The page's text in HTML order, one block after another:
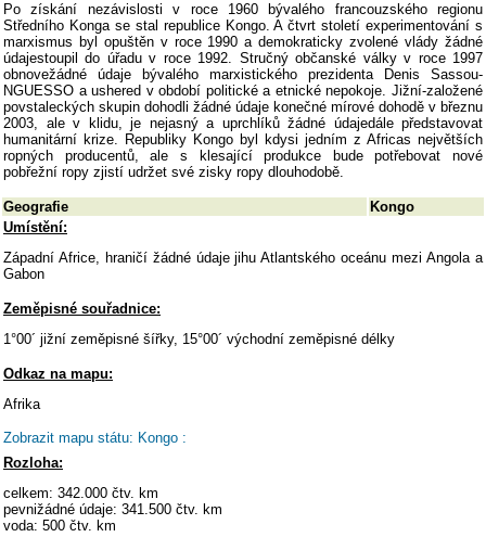
Po získání nezávislosti v roce 1960 bývalého francouzského regionu
Středního Konga se stal republice Kongo. A čtvrt století experimentování s
marxismus byl opuštěn v roce 1990 a demokraticky zvolené vlády žádné
údajestoupil do úřadu v roce 1992. Stručný občanské války v roce 1997
obnovežádné údaje bývalého marxistického prezidenta Denis Sassou-
NGUESSO a ushered v období politické a etnické nepokoje. Jižní-založené
povstaleckých skupin dohodli žádné údaje konečné mírové dohodě v březnu
2003, ale v klidu, je nejasný a uprchlíků žádné údajedále představovat
humanitární krize. Republiky Kongo byl kdysi jedním z Africas největších
ropných producentů, ale s klesající produkce bude potřebovat nové
pobřežní ropy zjistí udržet své zisky ropy dlouhodobě.
Geografie
Kongo
Umístění:
Západní Africe, hraničí žádné údaje jihu Atlantského oceánu mezi Angola a
Gabon
Zeměpisné souřadnice:
1°00´ jižní zeměpisné šířky, 15°00´ východní zeměpisné délky
Odkaz na mapu:
Afrika
Zobrazit mapu státu: Kongo :
Rozloha:
celkem: 342.000 čtv. km
pevnižádné údaje: 341.500 čtv. km
voda: 500 čtv. km